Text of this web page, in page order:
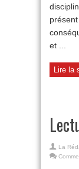
et ...
Lire la
La